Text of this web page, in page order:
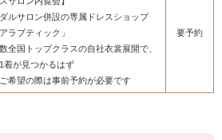
ルサロン併設の専属ドレスショップ
ラブティック」
全国トップクラスの自社衣裳展開で、
着が見つかるはず
希望の際は事前予約が必要です
要予約